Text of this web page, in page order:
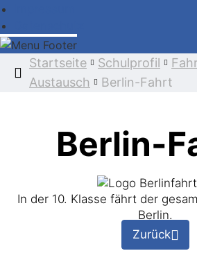
Startseite Schulprofil
Austausch
Berlin-Fahrt
Berlin-
In der 10. Klasse fährt der
Berlin.
Zurück